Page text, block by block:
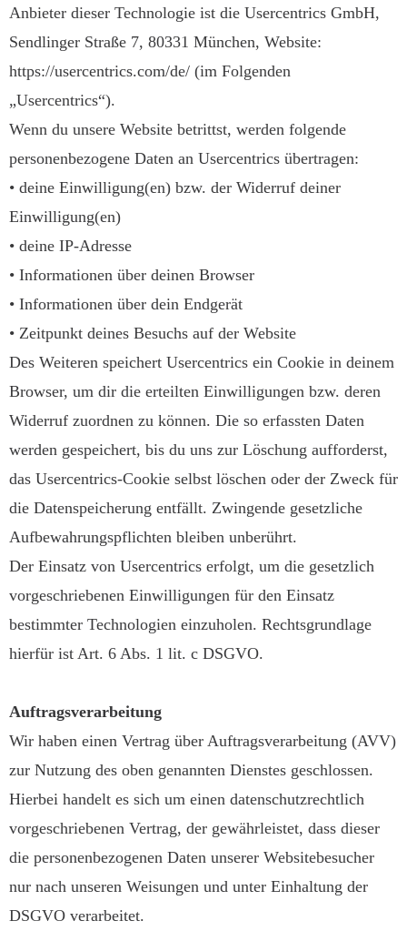
Anbieter dieser Technologie ist die Usercentrics GmbH,
Sendlinger Straße 7, 80331 München, Website:
https://usercentrics.com/de/ (im Folgenden
„Usercentrics“).
Wenn du unsere Website betrittst, werden folgende
personenbezogene Daten an Usercentrics übertragen:
• deine Einwilligung(en) bzw. der Widerruf deiner
Einwilligung(en)
• deine IP-Adresse
• Informationen über deinen Browser
• Informationen über dein Endgerät
• Zeitpunkt deines Besuchs auf der Website
Des Weiteren speichert Usercentrics ein Cookie in deinem
Browser, um dir die erteilten Einwilligungen bzw. deren
Widerruf zuordnen zu können. Die so erfassten Daten
werden gespeichert, bis du uns zur Löschung aufforderst,
das Usercentrics-Cookie selbst löschen oder der Zweck für
die Datenspeicherung entfällt. Zwingende gesetzliche
Aufbewahrungspflichten bleiben unberührt.
Der Einsatz von Usercentrics erfolgt, um die gesetzlich
vorgeschriebenen Einwilligungen für den Einsatz
bestimmter Technologien einzuholen. Rechtsgrundlage
hierfür ist Art. 6 Abs. 1 lit. c DSGVO.
Auftragsverarbeitung
Wir haben einen Vertrag über Auftragsverarbeitung (AVV)
zur Nutzung des oben genannten Dienstes geschlossen.
Hierbei handelt es sich um einen datenschutzrechtlich
vorgeschriebenen Vertrag, der gewährleistet, dass dieser
die personenbezogenen Daten unserer Websitebesucher
nur nach unseren Weisungen und unter Einhaltung der
DSGVO verarbeitet.